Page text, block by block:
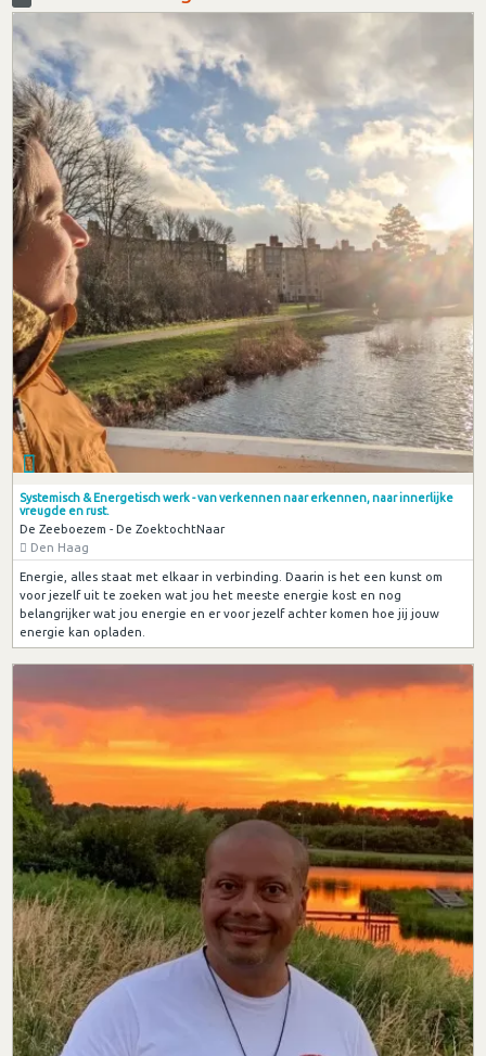
Systemisch & Energetisch werk - van verkennen naar erkennen, naar innerlijke
vreugde en rust.
De Zeeboezem - De ZoektochtNaar
Den Haag
Energie, alles staat met elkaar in verbinding. Daarin is het een kunst om
voor jezelf uit te zoeken wat jou het meeste energie kost en nog
belangrijker wat jou energie en er voor jezelf achter komen hoe jij jouw
energie kan opladen.